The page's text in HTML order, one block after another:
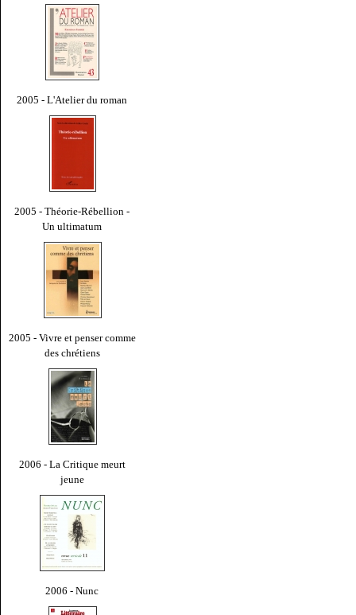
2005 - L'Atelier du roman
2005 - Théorie-Rébellion -
Un ultimatum
2005 - Vivre et penser comme
des chrétiens
2006 - La Critique meurt
jeune
2006 - Nunc